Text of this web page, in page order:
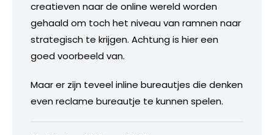
creatieven naar de online wereld worden
gehaald om toch het niveau van ramnen naar
strategisch te krijgen. Achtung is hier een
goed voorbeeld van.
Maar er zijn teveel inline bureautjes die denken
even reclame bureautje te kunnen spelen.